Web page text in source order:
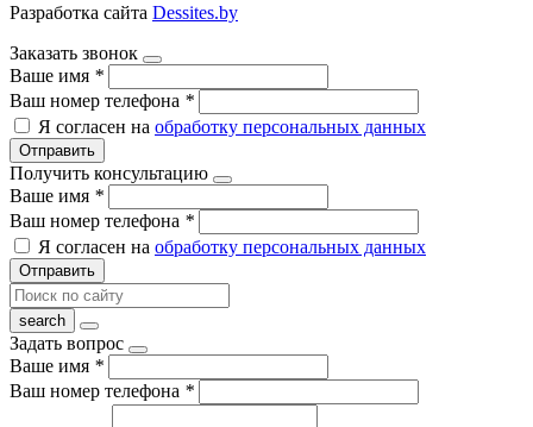
Разработка сайта Dessites.by
Заказать звонок
Ваше имя *
Ваш номер телефона *
Я согласен на обработку персональных данных
Отправить
Получить консультацию
Ваше имя *
Ваш номер телефона *
Я согласен на обработку персональных данных
Отправить
Задать вопрос
Ваше имя *
Ваш номер телефона *